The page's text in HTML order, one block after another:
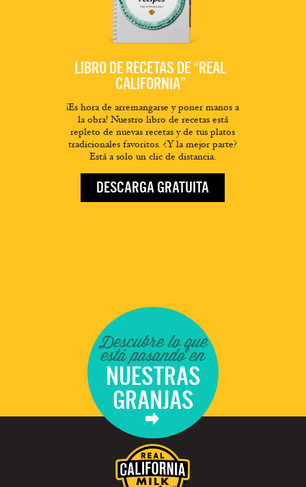
LIBRO DE RECETAS DE “REAL
CALIFORNIA”
¡Es hora de arremangarse y poner manos a
la obra! Nuestro libro de recetas está
repleto de nuevas recetas y de tus platos
tradicionales favoritos. ¿Y la mejor parte?
Está a solo un clic de distancia.
DESCARGA GRATUITA
Descubre lo que
está pasando en
NUESTRAS
GRANJAS